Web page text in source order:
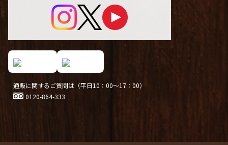
通販に関するご質問は（平日10：00～17：00）
0120-864-333